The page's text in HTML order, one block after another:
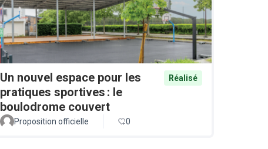
Un nouvel espace pour les
pratiques sportives : le
boulodrome couvert
Réalisé
Proposition officielle 0